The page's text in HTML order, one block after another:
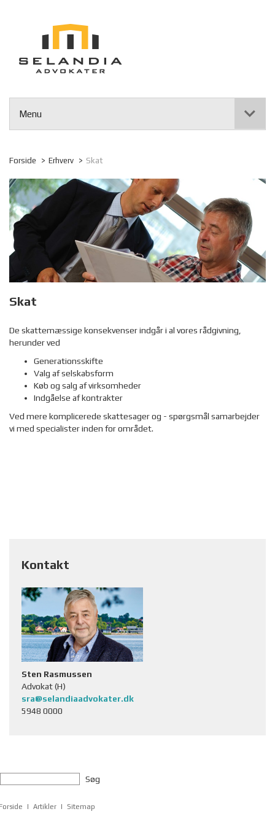
Menu
Forside Erhverv Skat
Skat
De skattemæssige konsekvenser indgår i al vores rådgivning,
herunder ved
Generationsskifte
Valg af selskabsform
Køb og salg af virksomheder
Indgåelse af kontrakter
Ved mere komplicerede skattesager og - spørgsmål samarbejder
vi med specialister inden for området.
Kontakt
Sten Rasmussen
Advokat (H)
sra@selandiaadvokater.dk
5948 0000
Søg
Artikler Sitemap